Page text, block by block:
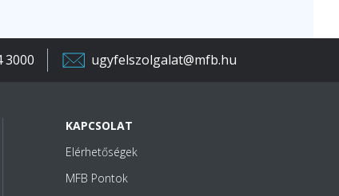
3000 ugyfelszolgalat@mfb.hu
KAPCSOLAT
Elérhetőségek
MFB Pontok